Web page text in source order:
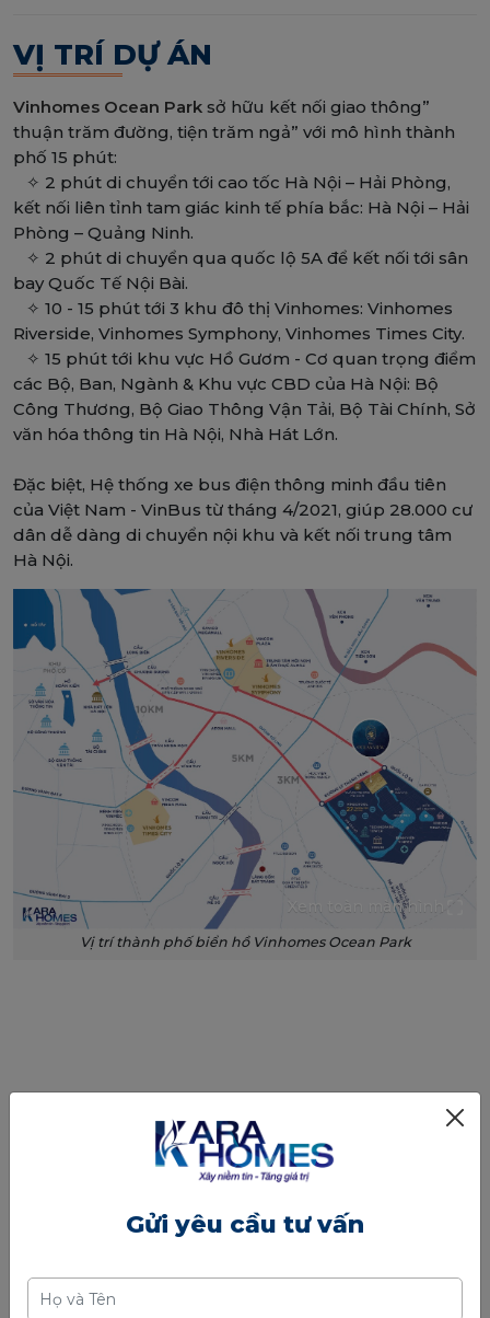
VỊ TRÍ DỰ ÁN
Vinhomes Ocean Park sở hữu kết nối giao thông”
thuận trăm đường, tiện trăm ngả” với mô hình thành
phố 15 phút:
✧ 2 phút di chuyển tới cao tốc Hà Nội – Hải Phòng,
kết nối liên tỉnh tam giác kinh tế phía bắc: Hà Nội – Hải
Phòng – Quảng Ninh.
✧ 2 phút di chuyển qua quốc lộ 5A để kết nối tới sân
bay Quốc Tế Nội Bài.
✧ 10 - 15 phút tới 3 khu đô thị Vinhomes: Vinhomes
Riverside, Vinhomes Symphony, Vinhomes Times City.
✧ 15 phút tới khu vực Hồ Gươm - Cơ quan trọng điểm
các Bộ, Ban, Ngành & Khu vực CBD của Hà Nội: Bộ
Công Thương, Bộ Giao Thông Vận Tải, Bộ Tài Chính, Sở
văn hóa thông tin Hà Nội, Nhà Hát Lớn.
Đặc biệt, Hệ thống xe bus điện thông minh đầu tiên
của Việt Nam - VinBus từ tháng 4/2021, giúp 28.000 cư
dân dễ dàng di chuyển nội khu và kết nối trung tâm
Hà Nội.
Xem toàn màn hình
Vị trí thành phố biển hồ Vinhomes Ocean Park
Gửi yêu cầu tư vấn